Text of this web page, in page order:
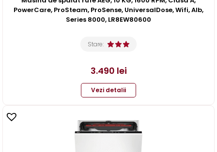
PowerCare, ProSteam, ProSense, UniversalDose, Wifi, Alb,
Series 8000, LR8EW80600
Stare:
3.490 lei
Vezi detalii